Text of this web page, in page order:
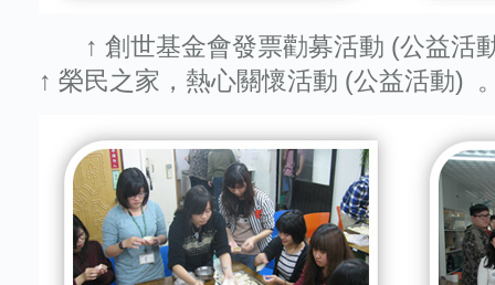
↑ 創世基金會發票勸募活
↑ 榮民之家，熱心關懷活動 (公益活